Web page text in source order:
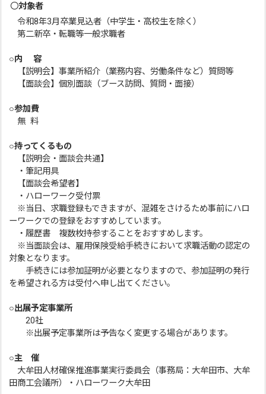
〇対象者
令和8年3月卒業見込者（中学生・高校生を除く）
第二新卒・転職等一般求職者
○内 容
【説明会】事業所紹介（業務内容、労働条件など）質問等
【面談会】個別面談（ブース訪問、質問・面接）
○参加費
無 料
○持ってくるもの
【説明会・面談会共通】
・筆記用具
【面談会希望者】
・ハローワーク受付票
※当日、求職登録もできますが、混雑をさけるため事前にハロ
ーワークでの登録をおすすめしています。
・履歴書 複数枚持参することをおすすめします。
※当面談会は、雇用保険受給手続きにおいて求職活動の認定の
対象となります。
手続きには参加証明が必要となりますので、参加証明の発行
を希望される方は受付へ申し出てください。
○出展予定事業所
20社
※出展予定事業所は予告なく変更する場合があります。
○主 催
大牟田人材確保推進事業実行委員会（事務局：大牟田市、大牟
田商工会議所）・ハローワーク大牟田